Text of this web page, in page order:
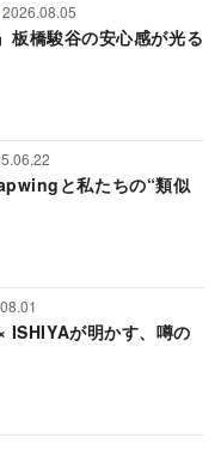
2026.08.05
板橋駿谷の安心感が光る
と私たちの“類似
ISHIYAが明かす、噂の